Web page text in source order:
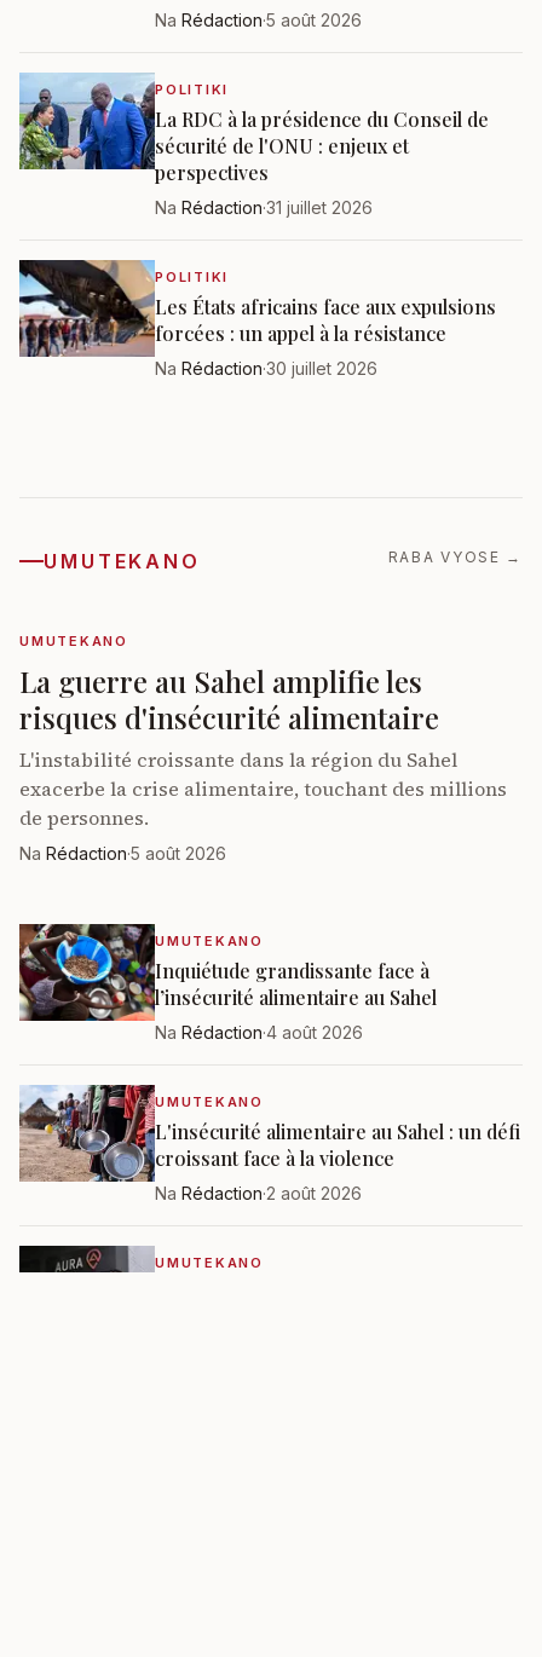
Na Rédaction·5 août 2026
POLITIKI
La RDC à la présidence du Conseil de
sécurité de l'ONU : enjeux et
perspectives
Na Rédaction·31 juillet 2026
POLITIKI
Les États africains face aux expulsions
forcées : un appel à la résistance
Na Rédaction·30 juillet 2026
UMUTEKANO RABA VYOSE →
UMUTEKANO
La guerre au Sahel amplifie les
risques d'insécurité alimentaire
L'instabilité croissante dans la région du Sahel
exacerbe la crise alimentaire, touchant des millions
de personnes.
Na Rédaction·5 août 2026
UMUTEKANO
Inquiétude grandissante face à
l’insécurité alimentaire au Sahel
Na Rédaction·4 août 2026
UMUTEKANO
L'insécurité alimentaire au Sahel : un défi
croissant face à la violence
Na Rédaction·2 août 2026
UMUTEKANO